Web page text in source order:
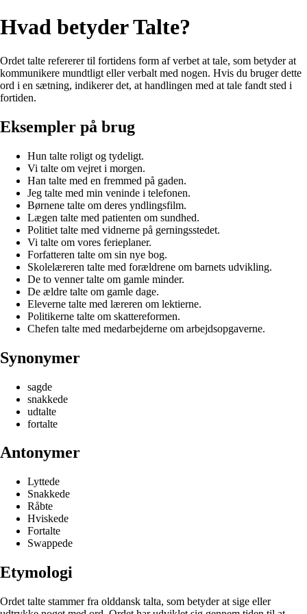
Hvad betyder Talte?
Ordet talte refererer til fortidens form af verbet at tale, som betyder at
kommunikere mundtligt eller verbalt med nogen. Hvis du bruger dette
ord i en sætning, indikerer det, at handlingen med at tale fandt sted i
fortiden.
Eksempler på brug
Hun talte roligt og tydeligt.
Vi talte om vejret i morgen.
Han talte med en fremmed på gaden.
Jeg talte med min veninde i telefonen.
Børnene talte om deres yndlingsfilm.
Lægen talte med patienten om sundhed.
Politiet talte med vidnerne på gerningsstedet.
Vi talte om vores ferieplaner.
Forfatteren talte om sin nye bog.
Skolelæreren talte med forældrene om barnets udvikling.
De to venner talte om gamle minder.
De ældre talte om gamle dage.
Eleverne talte med læreren om lektierne.
Politikerne talte om skattereformen.
Chefen talte med medarbejderne om arbejdsopgaverne.
Synonymer
sagde
snakkede
udtalte
fortalte
Antonymer
Lyttede
Snakkede
Råbte
Hviskede
Fortalte
Swappede
Etymologi
Ordet talte stammer fra olddansk talta, som betyder at sige eller